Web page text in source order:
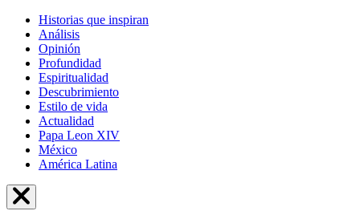
Historias que inspiran
Análisis
Opinión
Profundidad
Espiritualidad
Descubrimiento
Estilo de vida
Actualidad
Papa Leon XIV
México
América Latina